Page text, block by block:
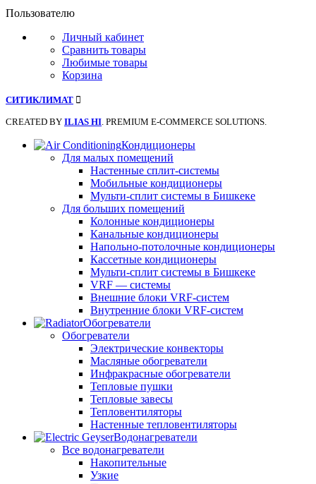
Пользователю
Личный кабинет
Сравнить товары
Любимые товары
Корзина
СИТИКЛИМАТ
CREATED BY ILIAS HI. PREMIUM E-COMMERCE SOLUTIONS.
Кондиционеры
Для малых помещений
Настенные сплит-системы
Мобильные кондиционеры
Мульти-сплит системы в Бишкеке
Для больших помещений
Колонные кондиционеры
Канальные кондиционеры
Напольно-потолочные кондиционеры
Кассетные кондиционеры
Мульти-сплит системы в Бишкеке
VRF — системы
Внешние блоки VRF-систем
Внутренние блоки VRF-систем
Обогреватели
Обогреватели
Электрические конвекторы
Масляные обогреватели
Инфракрасные обогреватели
Тепловые пушки
Тепловые завесы
Тепловентиляторы
Настенные тепловентиляторы
Водонагреватели
Все водонагреватели
Накопительные
Узкие